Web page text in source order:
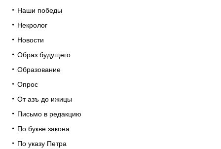
Наши победы
Некролог
Новости
Образ будущего
Образование
Опрос
От азъ до ижицы
Письмо в редакцию
По букве закона
По указу Петра